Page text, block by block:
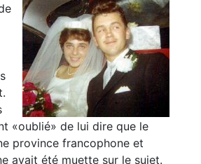
«oublié» de lui dire que le
province francophone et
avait été muette sur le sujet.